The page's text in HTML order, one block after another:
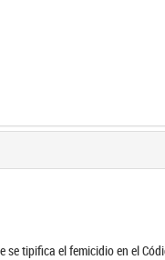
tipifica el femicidio en el